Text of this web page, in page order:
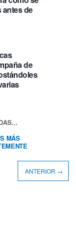
de
de
MÁS
ANTERIOR →